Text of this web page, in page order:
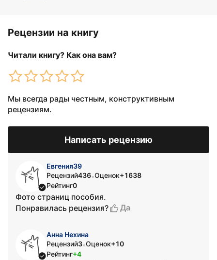
Рецензии на книгу
Читали книгу? Как она вам?
Мы всегда рады честным, конструктивным
рецензиям.
Написать рецензию
Евгения39
Рецензий436•Оценок+1638
Рейтинг0
Фото страниц пособия.
Понравилась рецензия?
Да
Анна Нехина
Рецензий3•Оценок+10
Рейтинг+4